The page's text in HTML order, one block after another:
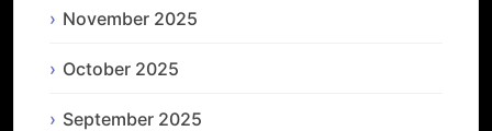
November 2025
October 2025
September 2025